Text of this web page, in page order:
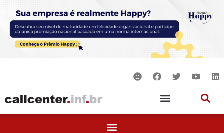
conteúdo
S
m
F
a
e
b
o
T
w
e
Y
o
b
L
i
d